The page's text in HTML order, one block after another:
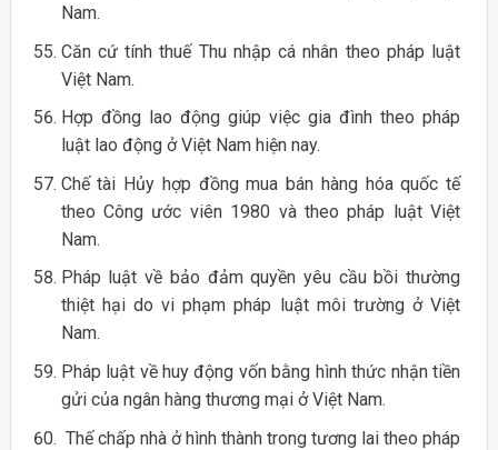
Nam.
Căn cứ tính thuế Thu nhập cá nhân theo pháp luật
Việt Nam.
Hợp đồng lao động giúp việc gia đình theo pháp
luật lao động ở Việt Nam hiện nay.
Chế tài Hủy hợp đồng mua bán hàng hóa quốc tế
theo Công ước viên 1980 và theo pháp luật Việt
Nam.
Pháp luật về bảo đảm quyền yêu cầu bồi thường
thiệt hại do vi phạm pháp luật môi trường ở Việt
Nam.
Pháp luật về huy động vốn bằng hình thức nhận tiền
gửi của ngân hàng thương mại ở Việt Nam.
Thế chấp nhà ở hình thành trong tương lai theo pháp